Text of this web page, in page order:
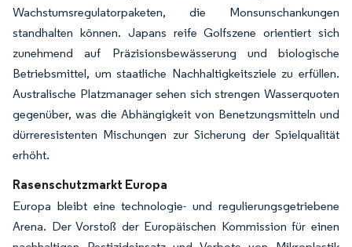
Wachstumsregulatorpaketen, die Monsunschankungen
standhalten können. Japans reife Golfszene orientiert sich
zunehmend auf Präzisionsbewässerung und biologische
Betriebsmittel, um staatliche Nachhaltigkeitsziele zu erfüllen.
Australische Platzmanager sehen sich strengen Wasserquoten
gegenüber, was die Abhängigkeit von Benetzungsmitteln und
dürreresistenten Mischungen zur Sicherung der Spielqualität
erhöht.
Rasenschutzmarkt Europa
Europa bleibt eine technologie- und regulierungsgetriebene
Arena. Der Vorstoß der Europäischen Kommission für einen